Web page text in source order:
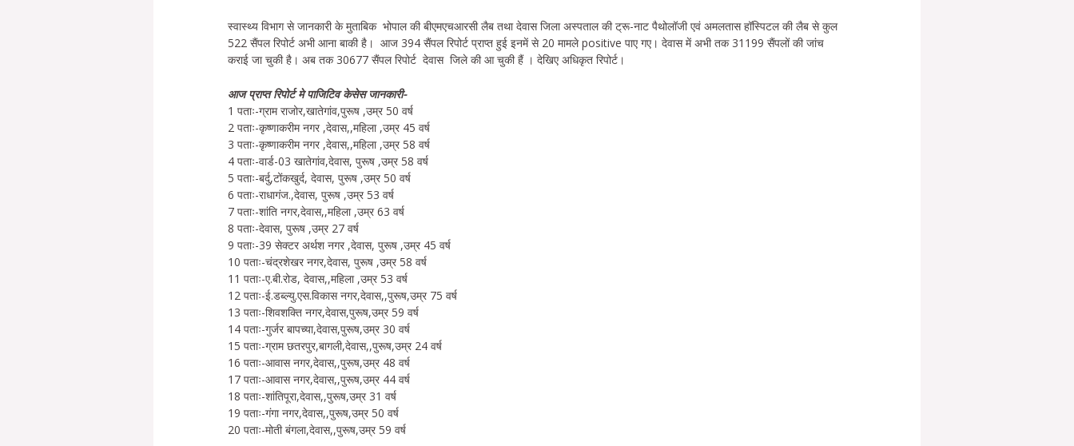
स्वास्थ्य विभाग से जानकारी के मुताबिक भोपाल की बीएमएचआरसी लैब तथा देवास जिला अस्पताल की ट्रू-नाट पैथोलॉजी एवं अमलतास हॉस्पिटल की लैब से कुल
522 सैंपल रिपोर्ट अभी आना बाकी है। आज 394 सैंपल रिपोर्ट प्राप्त हुई इनमें से 20 मामले positive पाए गए। देवास में अभी तक 31199 सैंपलों की जांच
कराई जा चुकी है। अब तक 30677 सैंपल रिपोर्ट देवास जिले की आ चुकी हैं । देखिए अधिकृत रिपोर्ट।
आज प्राप्‍त रिपोर्ट मे पाजिटिव केसेस जानकारी-
1 पताः-ग्राम राजोर,खातेगांव,पुरूष ,उम्र 50 वर्ष
2 पताः-कृष्णाकरीम नगर ,देवास,,महिला ,उम्र 45 वर्ष
3 पताः-कृष्णाकरीम नगर ,देवास,,महिला ,उम्र 58 वर्ष
4 पताः-वार्ड-03 खातेगांव,देवास, पुरूष ,उम्र 58 वर्ष
5 पताः-बर्दु,टोंकखुर्द, देवास, पुरूष ,उम्र 50 वर्ष
6 पताः-राधागंज.,देवास, पुरूष ,उम्र 53 वर्ष
7 पताः-शांति नगर,देवास,,महिला ,उम्र 63 वर्ष
8 पताः-देवास, पुरूष ,उम्र 27 वर्ष
9 पताः-39 सेक्टर अर्थश नगर ,देवास, पुरूष ,उम्र 45 वर्ष
10 पताः-चंद्रशेखर नगर,देवास, पुरूष ,उम्र 58 वर्ष
11 पताः-ए.बी.रोड, देवास,,महिला ,उम्र 53 वर्ष
12 पताः-ई.डब्ल्यु.एस.विकास नगर,देवास,,पुरूष,उम्र 75 वर्ष
13 पताः-शिवशक्ति नगर,देवास,पुरूष,उम्र 59 वर्ष
14 पताः-गुर्जर बापच्या,देवास,पुरूष,उम्र 30 वर्ष
15 पताः-ग्राम छतरपुर,बागली,देवास,,पुरूष,उम्र 24 वर्ष
16 पताः-आवास नगर,देवास,,पुरूष,उम्र 48 वर्ष
17 पताः-आवास नगर,देवास,,पुरूष,उम्र 44 वर्ष
18 पताः-शांतिपूरा,देवास,,पुरूष,उम्र 31 वर्ष
19 पताः-गंगा नगर,देवास,,पुरूष,उम्र 50 वर्ष
20 पताः-मोती बंगला,देवास,,पुरूष,उम्र 59 वर्ष